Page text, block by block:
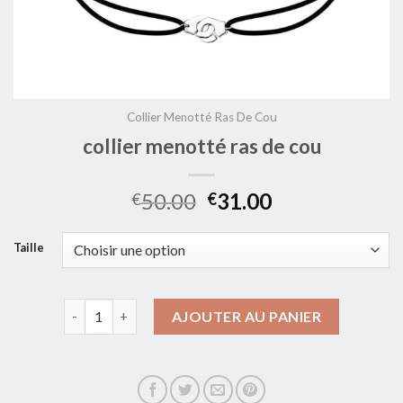
Collier Menotté Ras De Cou
collier menotté ras de cou
€50.00 €31.00
Taille
AJOUTER AU PANIER